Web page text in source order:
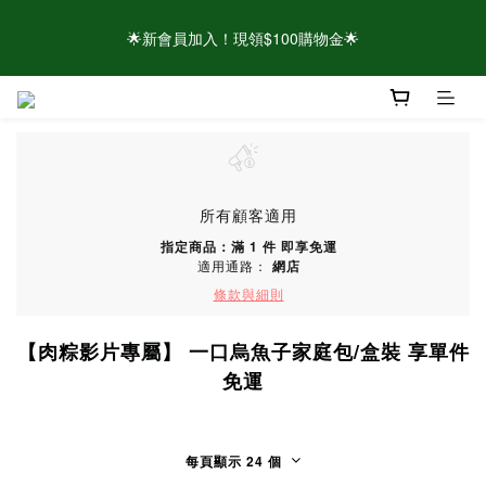
🌟新會員加入！現領$100購物金🌟
🌟新會員加入！現領$100購物金🌟
⚠️請認明官方帳號！近期有仿冒頁面/粉專盜圖詐騙 👉點此查看官
所有顧客適用
指定商品：滿 1 件 即享免運
適用通路： 網店
條款與細則
【肉粽影片專屬】 一口烏魚子家庭包/盒裝 享單件
免運
每頁顯示 24 個